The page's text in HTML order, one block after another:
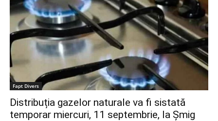
Fapt Divers
Distribuția gazelor naturale va fi sistată
temporar miercuri, 11 septembrie, la Șmig